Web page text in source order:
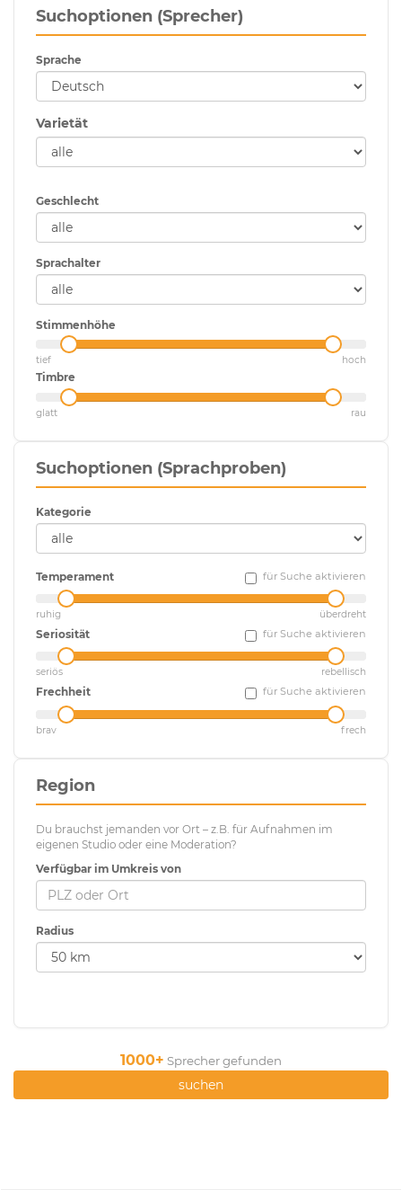
Suchoptionen (Sprecher)
Sprache
Varietät
Geschlecht
Sprachalter
Stimmenhöhe
tief hoch
Timbre
glatt rau
Suchoptionen (Sprachproben)
Kategorie
Temperament für Suche aktivieren
ruhig überdreht
Seriosität für Suche aktivieren
seriös rebellisch
Frechheit für Suche aktivieren
brav frech
Region
Du brauchst jemanden vor Ort – z.B. für Aufnahmen im
eigenen Studio oder eine Moderation?
Verfügbar im Umkreis von
Radius
1000+ Sprecher gefunden
suchen